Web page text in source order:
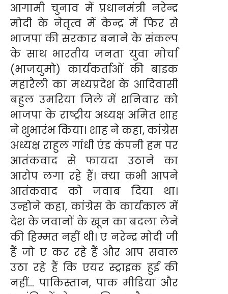
आगामी चुनाव में प्रधानमंत्री नरेन्द्र
मोदी के नेतृत्व में केन्द्र में फिर से
भाजपा की सरकार बनाने के संकल्प
के साथ भारतीय जनता युवा मोर्चा
(भाजयुमो) कार्यकर्ताओं की बाइक
महारैली का मध्यप्रदेश के आदिवासी
बहुल उमरिया जिले में शनिवार को
भाजपा के राष्ट्रीय अध्यक्ष अमित शाह
ने शुभारंभ किया। शाह ने कहा, कांग्रेस
अध्यक्ष राहुल गांधी एंड कंपनी हम पर
आतंकवाद से फायदा उठाने का
आरोप लगा रहे हैं। क्या कभी आपने
आतंकवाद को जवाब दिया था।
उन्होने कहा, कांग्रेस के कार्यकाल में
देश के जवानों के खून का बदला लेने
की हिम्मत नहीं थी। ए नरेन्द्र मोदी जी
हैं जो ए कर रहे हैं और आप सवाल
उठा रहे हैं कि एयर स्ट्राइक हुई की
नहीं… पाकिस्तान, पाक मीडिया और